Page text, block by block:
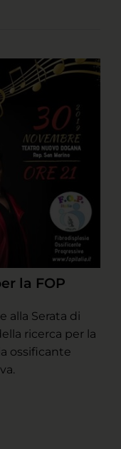
la FOP
alla Serata di
ricerca per la
ossificante